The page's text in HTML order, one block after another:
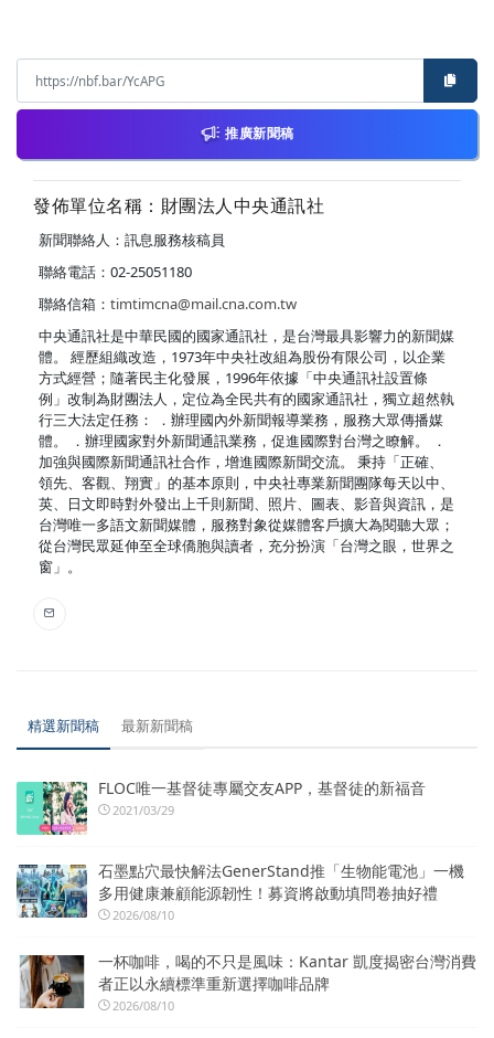
推廣新聞稿
發佈單位名稱：財團法人中央通訊社
新聞聯絡人：訊息服務核稿員
聯絡電話：02-25051180
聯絡信箱： timtimcna@mail.cna.com.tw
中央通訊社是中華民國的國家通訊社，是台灣最具影響力的新聞媒
體。 經歷組織改造，1973年中央社改組為股份有限公司，以企業
方式經營；隨著民主化發展，1996年依據「中央通訊社設置條
例」改制為財團法人，定位為全民共有的國家通訊社，獨立超然執
行三大法定任務： ．辦理國內外新聞報導業務，服務大眾傳播媒
體。 ．辦理國家對外新聞通訊業務，促進國際對台灣之瞭解。 ．
加強與國際新聞通訊社合作，增進國際新聞交流。 秉持「正確、
領先、客觀、翔實」的基本原則，中央社專業新聞團隊每天以中、
英、日文即時對外發出上千則新聞、照片、圖表、影音與資訊，是
台灣唯一多語文新聞媒體，服務對象從媒體客戶擴大為閱聽大眾；
從台灣民眾延伸至全球僑胞與讀者，充分扮演「台灣之眼，世界之
窗」。
精選新聞稿 最新新聞稿
FLOC唯一基督徒專屬交友APP，基督徒的新福音
2021/03/29
石墨點穴最快解法GenerStand推「生物能電池」一機
多用健康兼顧能源韌性！募資將啟動填問卷抽好禮
2026/08/10
一杯咖啡，喝的不只是風味：Kantar 凱度揭密台灣消費
者正以永續標準重新選擇咖啡品牌
2026/08/10